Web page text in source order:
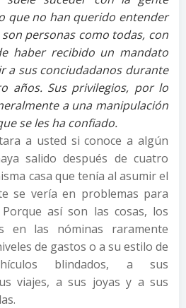
que no han querido entender
personas como todas, con
haber recibido un mandato
a sus conciudadanos durante
años. Sus privilegios, por lo
a una manipulación
se les ha confiado.
a usted si conoce a algún
salido después de cuatro
casa que tenía al asumir el
se vería en problemas para
así son las cosas, los
en las nóminas raramente
de gastos o a su estilo de
blindados, a sus
viajes, a sus joyas y a sus